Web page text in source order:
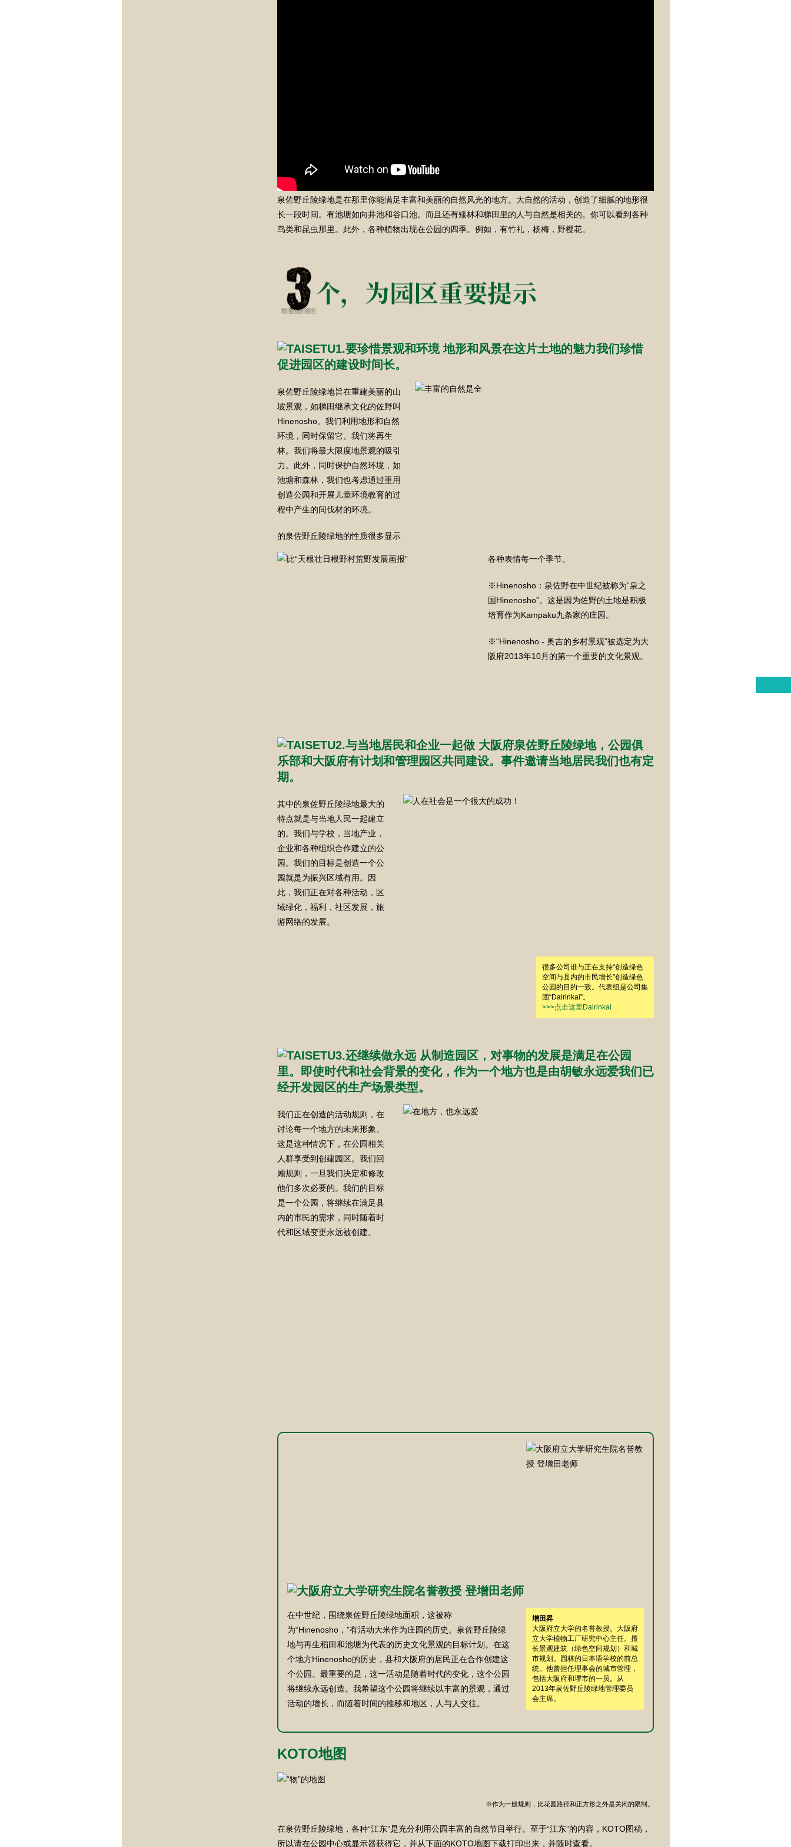
泉佐野丘陵绿地是在那里你能满足丰富和美丽的自然风光的地方。大自然的活动，创造了细腻的地形很
长一段时间。有池塘如向井池和谷口池。而且还有矮林和梯田里的人与自然是相关的。你可以看到各种
鸟类和昆虫那里。此外，各种植物出现在公园的四季。例如，有竹礼，杨梅，野樱花。
泉佐野丘陵绿地旨在重建美丽的山
坡景观，如梯田继承文化的佐野叫
Hinenosho。我们利用地形和自然
环境，同时保留它。我们将再生
林。我们将最大限度地景观的吸引
力。此外，同时保护自然环境，如
池塘和森林，我们也考虑通过重用
创造公园和开展儿童环境教育的过
程中产生的间伐材的环境。
的泉佐野丘陵绿地的性质很多显示
各种表情每一个季节。
※Hinenosho：泉佐野在中世纪被称为“泉之
国Hinenosho”。这是因为佐野的土地是积极
培育作为Kampaku九条家的庄园。
※“Hinenosho - 奥吉的乡村景观”被选定为大
阪府2013年10月的第一个重要的文化景观。
其中的泉佐野丘陵绿地最大的
特点就是与当地人民一起建立
的。我们与学校，当地产业，
企业和各种组织合作建立的公
园。我们的目标是创造一个公
园就是为振兴区域有用。因
此，我们正在对各种活动，区
域绿化，福利，社区发展，旅
游网络的发展。
很多公司谁与正在支持“创造绿色
空间与县内的市民增长”创造绿色
公园的目的一致。代表组是公司集
团“Dairinkai”。
>>>点击这里Dairinkai
我们正在创造的活动规则，在
讨论每一个地方的未来形象。
这是这种情况下，在公园相关
人群享受到创建园区。我们回
顾规则，一旦我们决定和修改
他们多次必要的。我们的目标
是一个公园，将继续在满足县
内的市民的需求，同时随着时
代和区域变更永远被创建。
在中世纪，围绕泉佐野丘陵绿地面积，这被称
为“Hinenosho，”有活动大米作为庄园的历史。泉佐野丘陵绿
地与再生稻田和池塘为代表的历史文化景观的目标计划。在这
个地方Hinenosho的历史，县和大阪府的居民​​正在合作创建这
个公园。最重要的是，这一活动是随着时代的变化，这个公园
将继续永远创造。我希望这个公园将继续以丰富的景观，通过
活动的增长，而随着时间的推移和地区，人与人交往。
增田昇
大阪府立大学的名誉教授。大阪府
立大学植物工厂研究中心主任。擅
长景观建筑（绿色空间规划）和城
市规划。园林的日本语学校的前总
统。他曾担任理事会的城市管理，
包括大阪府和堺市的一员。从
2013年泉佐野丘陵绿地管理委员
会主席。
KOTO地图
※作为一般规则，比花园路径和正方形之外是关闭的限制。
在泉佐野丘陵绿地，各种“江东”是充分利用公园丰富的自然节目举行。至于“江东”的内容，KOTO图稿，
所以请在公园中心或显示器获得它，并从下面的KOTO地图下载打印出来，并随时查看。